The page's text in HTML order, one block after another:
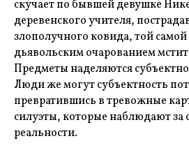
скучает по бывшей девушке
деревенского учителя,
злополучного ковида, той
дьявольским очарованием
Предметы наделяются
Люди же могут субъектность
превратившись в тревожные
силуэты, которые наблюдают
реальности.